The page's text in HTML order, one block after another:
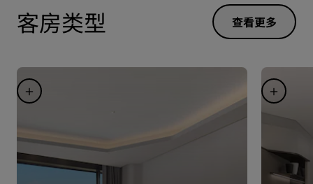
客房类型 查看更多